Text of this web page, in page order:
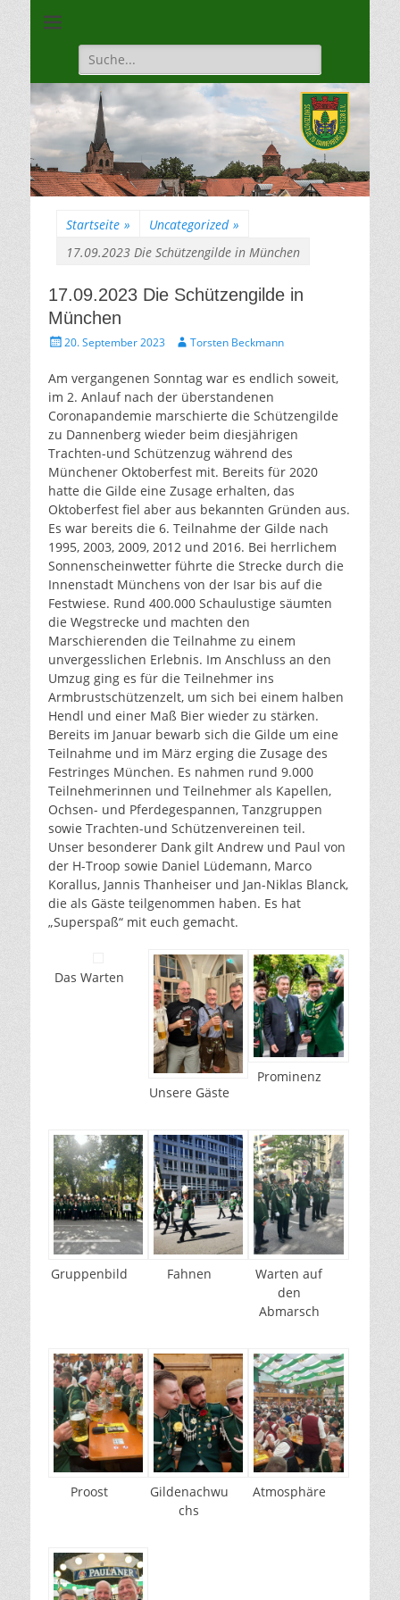
1528
Suche
für:
Startseite » Uncategorized »
17.09.2023 Die Schützengilde in München
17.09.2023 Die Schützengilde in
München
Gepostet
20. September 2023 AutorTorsten Beckmann
Am vergangenen Sonntag war es endlich soweit,
im 2. Anlauf nach der überstandenen
Coronapandemie marschierte die Schützengilde
zu Dannenberg wieder beim diesjährigen
Trachten-und Schützenzug während des
Münchener Oktoberfest mit. Bereits für 2020
hatte die Gilde eine Zusage erhalten, das
Oktoberfest fiel aber aus bekannten Gründen aus.
Es war bereits die 6. Teilnahme der Gilde nach
1995, 2003, 2009, 2012 und 2016. Bei herrlichem
Sonnenscheinwetter führte die Strecke durch die
Innenstadt Münchens von der Isar bis auf die
Festwiese. Rund 400.000 Schaulustige säumten
die Wegstrecke und machten den
Marschierenden die Teilnahme zu einem
unvergesslichen Erlebnis. Im Anschluss an den
Umzug ging es für die Teilnehmer ins
Armbrustschützenzelt, um sich bei einem halben
Hendl und einer Maß Bier wieder zu stärken.
Bereits im Januar bewarb sich die Gilde um eine
Teilnahme und im März erging die Zusage des
Festringes München. Es nahmen rund 9.000
Teilnehmerinnen und Teilnehmer als Kapellen,
Ochsen- und Pferdegespannen, Tanzgruppen
sowie Trachten-und Schützenvereinen teil.
Unser besonderer Dank gilt Andrew und Paul von
der H-Troop sowie Daniel Lüdemann, Marco
Korallus, Jannis Thanheiser und Jan-Niklas Blanck,
die als Gäste teilgenommen haben. Es hat
„Superspaß“ mit euch gemacht.
Das Warten
Unsere Gäste
Prominenz
Gruppenbild Fahnen
Warten auf
den
Abmarsch
Proost
Gildenachwu
chs
Atmosphäre